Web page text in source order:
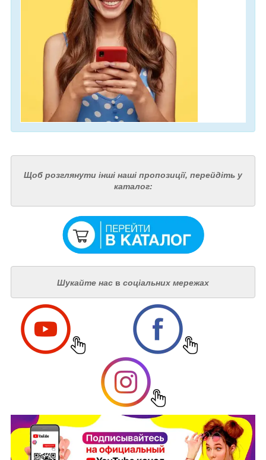
Щоб розглянути інші наші пропозиції, перейдіть у
каталог:
Шукайте нас в соціальних мережах